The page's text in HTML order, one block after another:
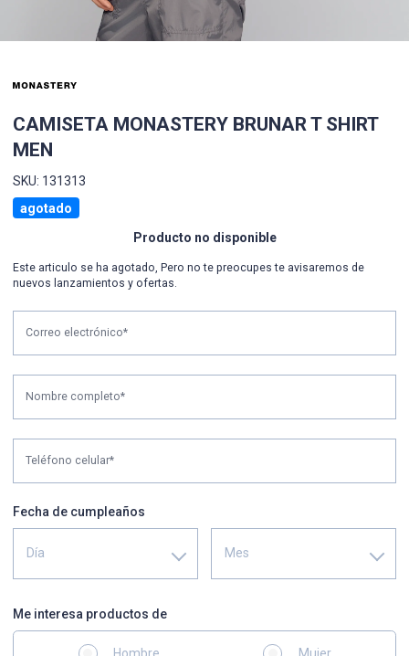
CAMISETA MONASTERY BRUNAR T SHIRT
MEN
SKU: 131313
agotado
Producto no disponible
Este articulo se ha agotado, Pero no te preocupes te avisaremos de
nuevos lanzamientos y ofertas.
Correo electrónico*
Nombre completo*
Teléfono celular*
Fecha de cumpleaños
Día Mes
Me interesa productos de